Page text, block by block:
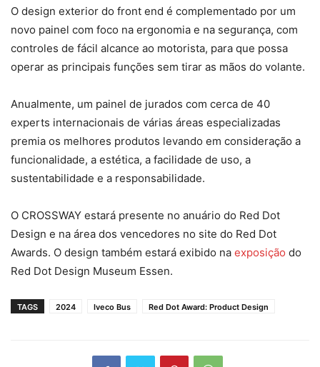
O design exterior do front end é complementado por um
novo painel com foco na ergonomia e na segurança, com
controles de fácil alcance ao motorista, para que possa
operar as principais funções sem tirar as mãos do volante.
Anualmente, um painel de jurados com cerca de 40
experts internacionais de várias áreas especializadas
premia os melhores produtos levando em consideração a
funcionalidade, a estética, a facilidade de uso, a
sustentabilidade e a responsabilidade.
O CROSSWAY estará presente no anuário do Red Dot
Design e na área dos vencedores no site do Red Dot
Awards. O design também estará exibido na exposição do
Red Dot Design Museum Essen.
TAGS 2024 Iveco Bus Red Dot Award: Product Design